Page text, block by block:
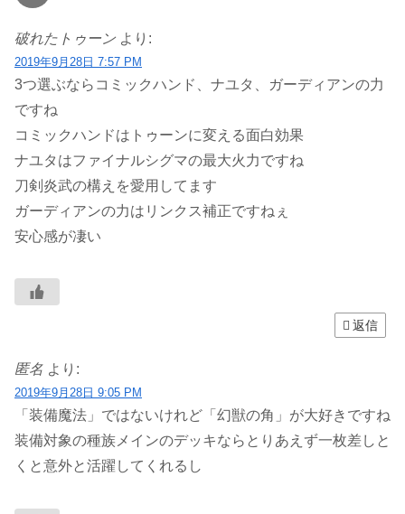
破れたトゥーン より:
2019年9月28日 7:57 PM
3つ選ぶならコミックハンド、ナユタ、ガーディアンの力
ですね
コミックハンドはトゥーンに変える面白効果
ナユタはファイナルシグマの最大火力ですね
刀剣炎武の構えを愛用してます
ガーディアンの力はリンクス補正ですねぇ
安心感が凄い
返信
匿名 より:
2019年9月28日 9:05 PM
「装備魔法」ではないけれど「幻獣の角」が大好きですね
装備対象の種族メインのデッキならとりあえず一枚差しと
くと意外と活躍してくれるし